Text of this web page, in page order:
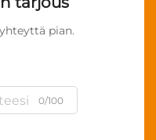
pian.
0/100